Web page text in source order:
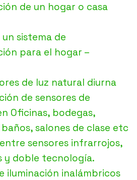
de un hogar o casa
sistema de
para el hogar –
de luz natural diurna
de sensores de
Oficinas, bodegas,
salones de clase etc
sensores infrarrojos,
y doble tecnología.
iluminación inalámbricos